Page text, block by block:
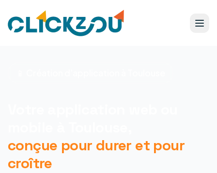
conçue pour durer et pour
croître